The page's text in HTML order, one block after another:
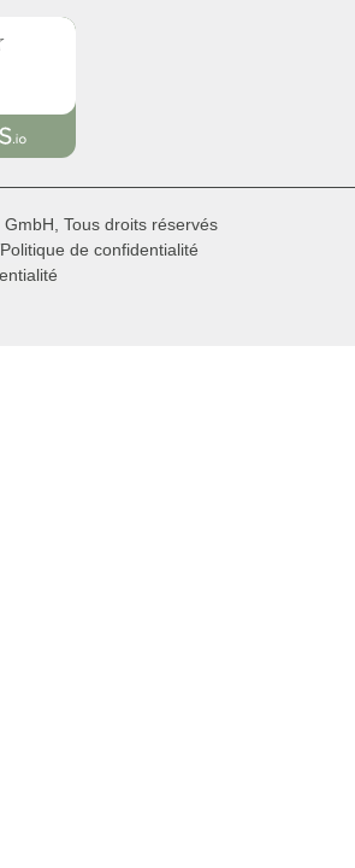
Tous droits réservés
Politique de confidentialité